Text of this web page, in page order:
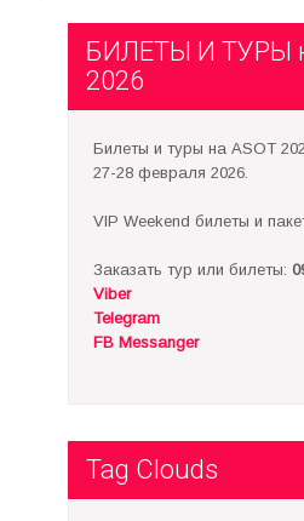
БИЛЕТЫ И ТУРЫ
2026
Билеты и туры на ASOT
27-28 февраля 2026.
VIP Weekend билеты и
Заказать тур или билеты:
Viber
Telegram
FB Messanger
Tag Clouds